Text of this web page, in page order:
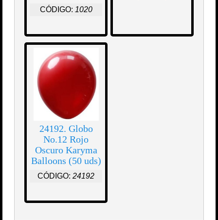
CÓDIGO: 1020
24192. Globo
No.12 Rojo
Oscuro Karyma
Balloons (50 uds)
CÓDIGO: 24192